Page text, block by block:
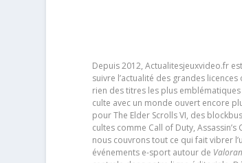
Depuis 2012, Actualitesjeuxvideo.fr
suivre l’actualité des grandes
rien des titres les plus
culte avec un monde ouvert encore
pour The Elder Scrolls VI, des
cultes comme Call of Duty,
nous couvrons tout ce qui fait vibrer
événements e-sport autour de